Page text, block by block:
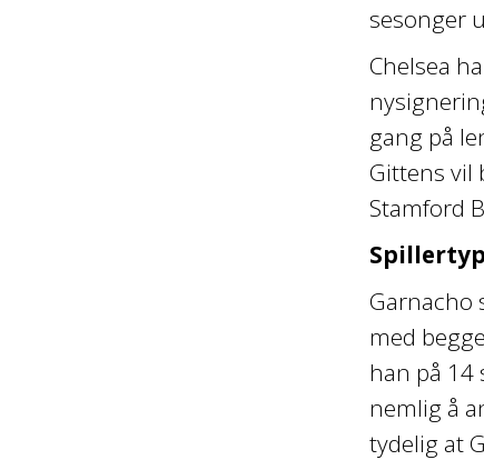
sesonger
Chelsea
gang på
Gittens vil
Stamford
Garnacho
med
han på 14
nemlig å
tydelig at